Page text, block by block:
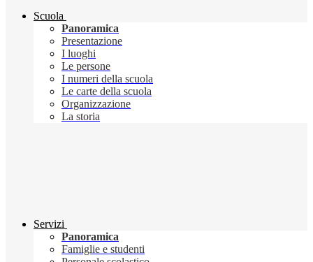
Scuola
Panoramica
Presentazione
I luoghi
Le persone
I numeri della scuola
Le carte della scuola
Organizzazione
La storia
Servizi
Panoramica
Famiglie e studenti